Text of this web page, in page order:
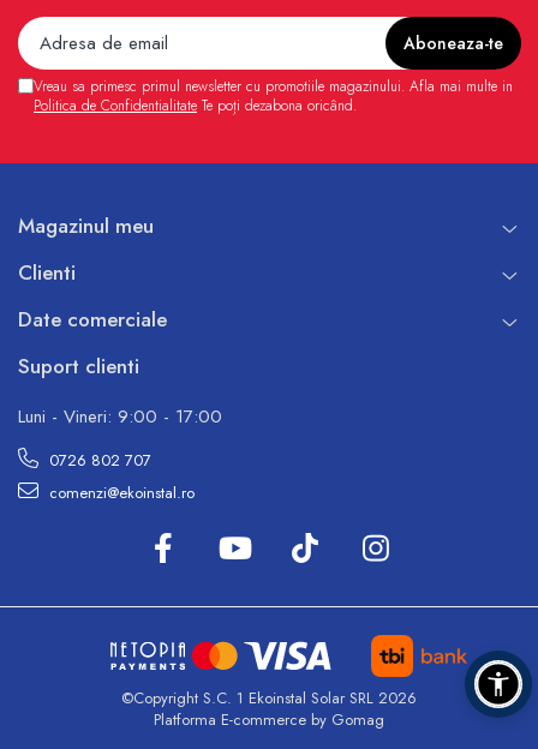
Vreau sa primesc primul newsletter cu promotiile magazinului. Afla mai multe in
Politica de Confidentialitate Te poți dezabona oricând.
Magazinul meu
Clienti
Date comerciale
Suport clienti
Luni - Vineri: 9:00 - 17:00
0726 802 707
comenzi@ekoinstal.ro
©Copyright S.C. 1 Ekoinstal Solar SRL 2026
Platforma E-commerce by Gomag